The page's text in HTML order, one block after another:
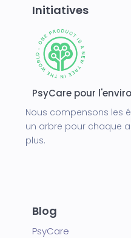
Initiatives
PsyCare pour
Nous compensons les
un arbre pour chaque
plus.
Blog
PsyCare